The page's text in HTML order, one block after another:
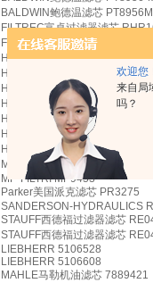
欢迎您
来自局
吗？
BALDWIN鲍德温滤芯
FILTREC富卓过滤器滤芯
Fleetguard弗列加滤油器滤芯
HY-PRO海普洛滤芯
HYDAC贺德克滤芯 01262957
HYDAC贺德克滤芯
HYDAC贺德克滤芯
HYDAC贺德克滤芯
HYDAC贺德克滤芯
HYDAC贺德克滤芯 02059099
Mann曼牌机油滤芯 HD819
MP-FILTRI MP9453
Parker美国派克滤芯 PR3275
SANDERSON-HYDRAULICS
STAUFF西德福过滤器滤芯
STAUFF西德福过滤器滤芯
LIEBHERR 5106528
LIEBHERR 5106608
MAHLE马勒机油滤芯 7889421